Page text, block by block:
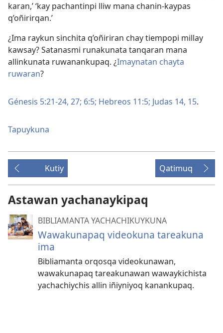
karan,’ ‘kay pachantinpi lliw mana chanin-kaypas
q’oñirirqan.’
¿Ima raykun sinchita q’oñiriran chay tiempopi millay
kawsay? Satanasmi runakunata tanqaran mana
allinkunata ruwanankupaq. ¿Imaynatan chayta
ruwaran?
Génesis 5:21-24, 27; 6:5; Hebreos 11:5; Judas 14, 15.
Tapuykuna
Kutiy Qatimuq
Astawan yachanaykipaq
BIBLIAMANTA YACHACHIKUYKUNA
Wawakunapaq videokuna tareakuna
ima
Bibliamanta orqosqa videokunawan,
wawakunapaq tareakunawan wawaykichista
yachachiychis allin iñiyniyoq kanankupaq.